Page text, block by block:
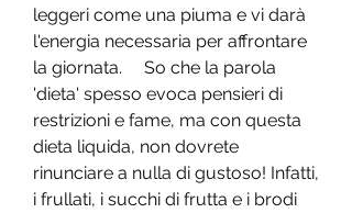
leggeri come una piuma e vi darà
l'energia necessaria per affrontare
la giornata.     So che la parola
'dieta' spesso evoca pensieri di
restrizioni e fame, ma con questa
dieta liquida, non dovrete
rinunciare a nulla di gustoso! Infatti,
i frullati, i succhi di frutta e i brodi